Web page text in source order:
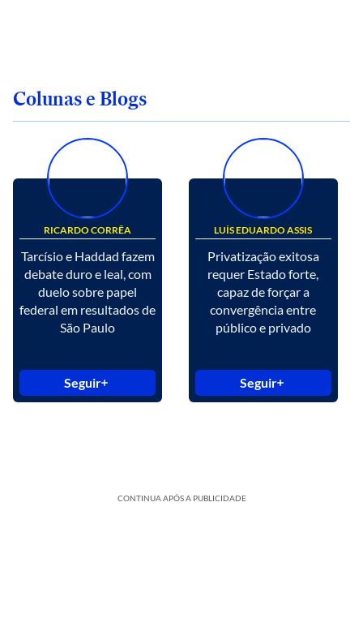
Colunas e Blogs
RICARDO CORRÊA
Tarcísio e Haddad fazem
debate duro e leal, com
duelo sobre papel
federal em resultados de
São Paulo
Seguir
LUÍS EDUARDO ASSIS
Privatização exitosa
requer Estado forte,
capaz de forçar a
convergência entre
público e privado
Seguir
CONTINUA APÓS A PUBLICIDADE